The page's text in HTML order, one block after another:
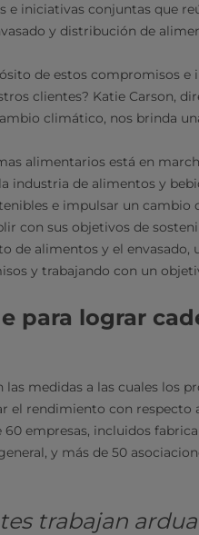
iniciativas conjuntas que
y distribución de
de estos compromisos e
clientes? Katie Carson,
climático, nos brinda
alimentarios está en
industria de alimentos y
e impulsar un cambio
con sus objetivos de
de alimentos y el envasado,
y trabajando con un
para lograr
las medidas a las cuales los
el rendimiento con respecto
empresas, incluidos
y más de 50
trabajan